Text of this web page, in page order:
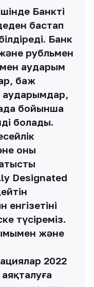
Банктің
бастап
Банк
рубльмен
мен аударым
баж
аударымдар,
бойынша
болады.
оның
Designated
түсіреміз.
және
2022